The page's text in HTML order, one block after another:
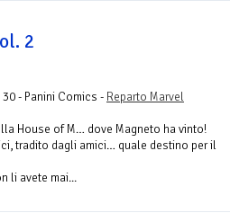
2
30 - Panini Comics - Reparto Marvel
House of M… dove Magneto ha vinto!
tradito dagli amici… quale destino per il
li avete mai...